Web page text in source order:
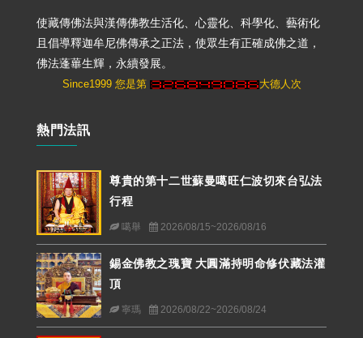
使藏傳佛法與漢傳佛教生活化、心靈化、科學化、藝術化
且倡導釋迦牟尼佛傳承之正法，使眾生有正確成佛之道，
佛法蓬蓽生輝，永續發展。
Since1999 您是第 大德人次
熱門法訊
尊貴的第十二世蘇曼噶旺仁波切來台弘法
行程
噶舉 2026/08/15~2026/08/16
錫金佛教之瑰寶 大圓滿持明命修伏藏法灌
頂
寧瑪 2026/08/22~2026/08/24